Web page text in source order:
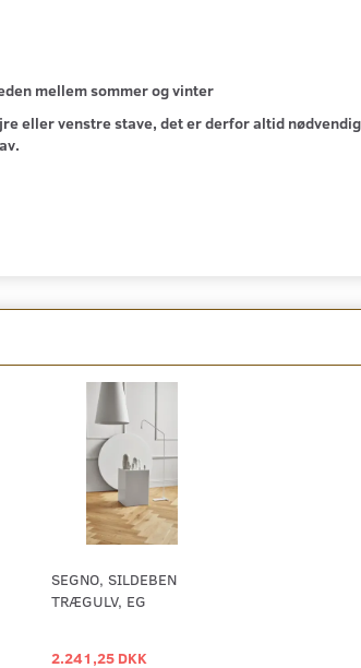
mellem sommer og vinter
eller venstre stave, det er derfor altid
SEGNO, SILDEBEN
TRÆGULV, EG
2.241,25 DKK